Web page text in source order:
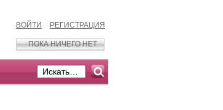
ВОЙТИ РЕГИСТРАЦИЯ
ПОКА НИЧЕГО НЕТ